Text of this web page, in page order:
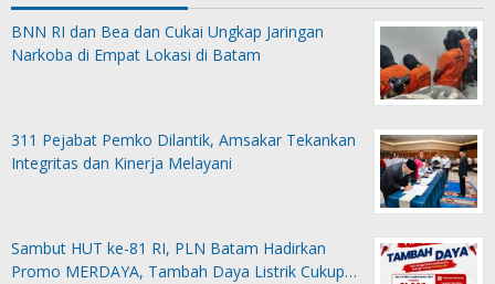
BNN RI dan Bea dan Cukai Ungkap Jaringan
Narkoba di Empat Lokasi di Batam
311 Pejabat Pemko Dilantik, Amsakar Tekankan
Integritas dan Kinerja Melayani
Sambut HUT ke-81 RI, PLN Batam Hadirkan
Promo MERDAYA, Tambah Daya Listrik Cukup…